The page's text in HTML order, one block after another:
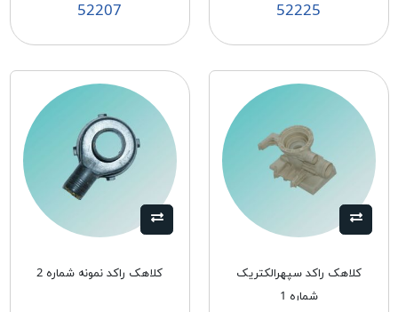
52225
52207
كلاهک راكد سپهرالكتريک
شماره 1
كلاهک راکد نمونه شماره 2